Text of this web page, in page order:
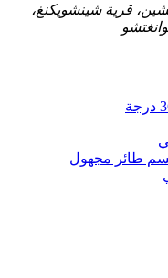
رقم 5 طريق شيشين، قرية شينشويكنغ،
طائر مجهول